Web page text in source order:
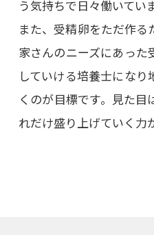
う気持ちで日々働いてい
また、受精卵をただ作
家さんのニーズにあっ
していける培養士にな
くのが目標です。見た
れだけ盛り上げていく力